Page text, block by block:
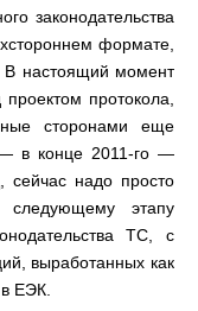
законодательства
формате,
В настоящий момент
протокола,
сторонами еще
— в конце 2011-го —
сейчас надо просто
следующему этапу
ТС, с
выработанных как
ЕЭК.